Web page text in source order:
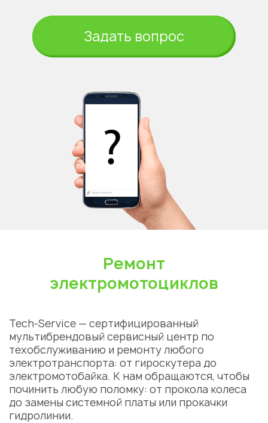
Задать вопрос
Ремонт
электромотоциклов
Tech-Service — сертифицированный
мультибрендовый сервисный центр по
техобслуживанию и ремонту любого
электротранспорта: от гироскутера до
электромотобайка. К нам обращаются, чтобы
починить любую поломку: от прокола колеса
до замены системной платы или прокачки
гидролинии.